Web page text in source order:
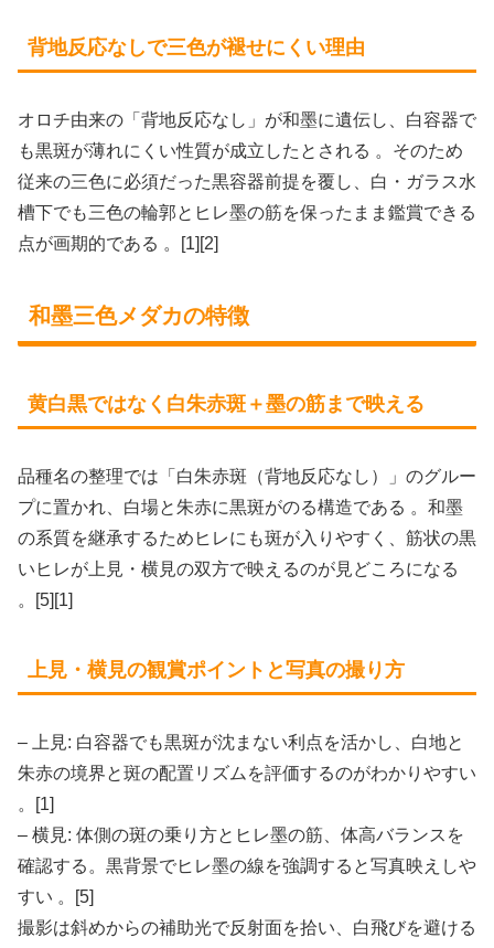
背地反応なしで三色が褪せにくい理由
オロチ由来の「背地反応なし」が和墨に遺伝し、白容器で
も黒斑が薄れにくい性質が成立したとされる 。そのため
従来の三色に必須だった黒容器前提を覆し、白・ガラス水
槽下でも三色の輪郭とヒレ墨の筋を保ったまま鑑賞できる
点が画期的である 。[1][2]
和墨三色メダカの特徴
黄白黒ではなく白朱赤斑＋墨の筋まで映える
品種名の整理では「白朱赤斑（背地反応なし）」のグルー
プに置かれ、白場と朱赤に黒斑がのる構造である 。和墨
の系質を継承するためヒレにも斑が入りやすく、筋状の黒
いヒレが上見・横見の双方で映えるのが見どころになる
。[5][1]
上見・横見の観賞ポイントと写真の撮り方
– 上見: 白容器でも黒斑が沈まない利点を活かし、白地と
朱赤の境界と斑の配置リズムを評価するのがわかりやすい
。[1]
– 横見: 体側の斑の乗り方とヒレ墨の筋、体高バランスを
確認する。黒背景でヒレ墨の線を強調すると写真映えしや
すい 。[5]
撮影は斜めからの補助光で反射面を拾い、白飛びを避ける